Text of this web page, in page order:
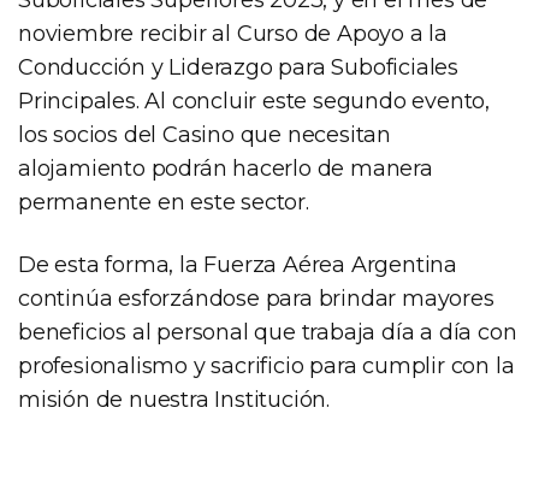
noviembre recibir al Curso de Apoyo a la
Conducción y Liderazgo para Suboficiales
Principales. Al concluir este segundo evento,
los socios del Casino que necesitan
alojamiento podrán hacerlo de manera
permanente en este sector.
De esta forma, la Fuerza Aérea Argentina
continúa esforzándose para brindar mayores
beneficios al personal que trabaja día a día con
profesionalismo y sacrificio para cumplir con la
misión de nuestra Institución.